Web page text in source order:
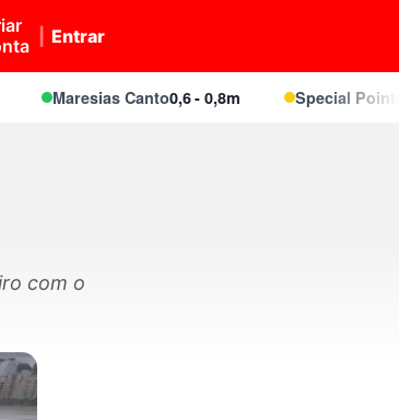
Entrar
Maresias Canto0,6 - 0,8m Special Point 0,6 -
com o